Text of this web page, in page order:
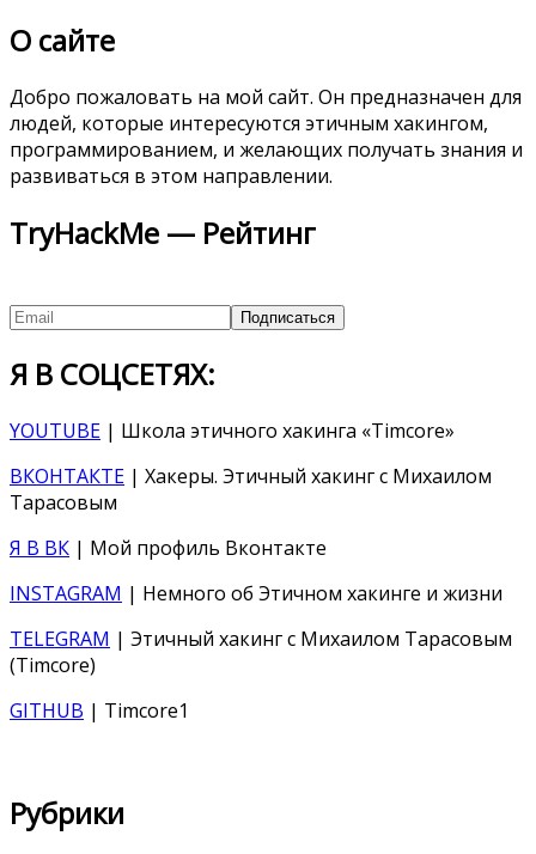
О сайте
Добро пожаловать на мой сайт. Он предназначен для
людей, которые интересуются этичным хакингом,
программированием, и желающих получать знания и
развиваться в этом направлении.
TryHackMe — Рейтинг
Я В СОЦСЕТЯХ:
YOUTUBE | Школа этичного хакинга «Timcore»
ВКОНТАКТЕ | Хакеры. Этичный хакинг с Михаилом
Тарасовым
Я В ВК | Мой профиль Вконтакте
INSTAGRAM | Немного об Этичном хакинге и жизни
TELEGRAM | Этичный хакинг с Михаилом Тарасовым
(Timcore)
GITHUB | Timcore1
Рубрики